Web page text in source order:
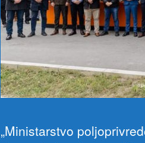
„Ministarstvo